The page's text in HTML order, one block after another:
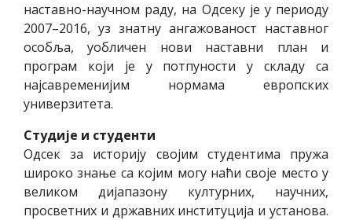
наставно-научном раду, на Одсеку је у периоду
2007–2016, уз знатну ангажованост наставног
особља, уобличен нови наставни план и
програм који је у потпуности у складу са
најсавременијим нормама европских
универзитета.
Студије и студенти
Одсек за историју својим студентима пружа
широко знање са којим могу наћи своје место у
великом дијапазону културних, научних,
просветних и државних институција и установа.